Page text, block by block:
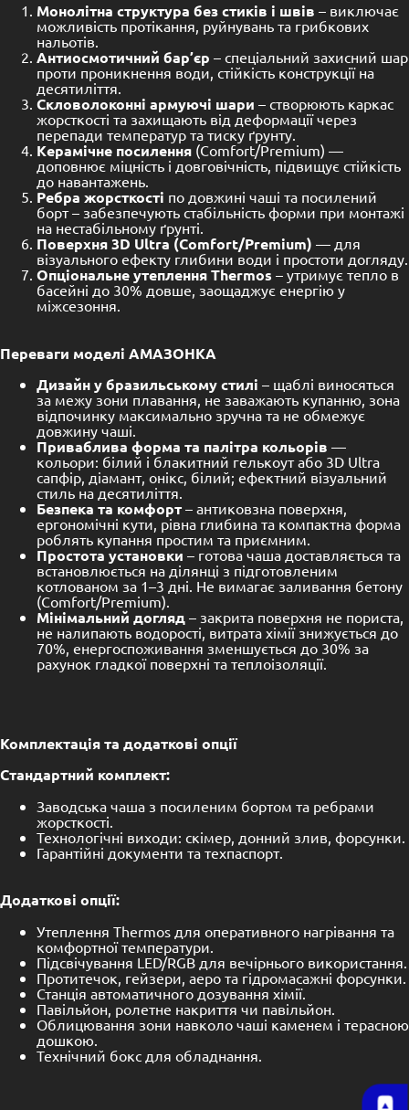
Монолітна структура без стиків і швів – виключає
можливість протікання, руйнувань та грибкових
нальотів.
Антиосмотичний бар’єр – спеціальний захисний шар
проти проникнення води, стійкість конструкції на
десятиліття.
Скловолоконні армуючі шари – створюють каркас
жорсткості та захищають від деформації через
перепади температур та тиску ґрунту.
Керамічне посилення (Comfort/Premium) —
доповнює міцність і довговічність, підвищує стійкість
до навантажень.
Ребра жорсткості по довжині чаші та посилений
борт – забезпечують стабільність форми при монтажі
на нестабільному ґрунті.
Поверхня 3D Ultra (Comfort/Premium) — для
візуального ефекту глибини води і простоти догляду.
Опціональне утеплення Thermos – утримує тепло в
басейні до 30% довше, заощаджує енергію у
міжсезоння.
Переваги моделі АМАЗОНКА
Дизайн у бразильському стилі – щаблі виносяться
за межу зони плавання, не заважають купанню, зона
відпочинку максимально зручна та не обмежує
довжину чаші.
Приваблива форма та палітра кольорів —
кольори: білий і блакитний гелькоут або 3D Ultra
сапфір, діамант, онікс, білий; ефектний візуальний
стиль на десятиліття.
Безпека та комфорт – антиковзна поверхня,
ергономічні кути, рівна глибина та компактна форма
роблять купання простим та приємним.
Простота установки – готова чаша доставляється та
встановлюється на ділянці з підготовленим
котлованом за 1–3 дні. Не вимагає заливання бетону
(Comfort/Premium).
Мінімальний догляд – закрита поверхня не пориста,
не налипають водорості, витрата хімії знижується до
70%, енергоспоживання зменшується до 30% за
рахунок гладкої поверхні та теплоізоляції.
Комплектація та додаткові опції
Стандартний комплект:
Заводська чаша з посиленим бортом та ребрами
жорсткості.
Технологічні виходи: скімер, донний злив, форсунки.
Гарантійні документи та техпаспорт.
Додаткові опції:
Утеплення Thermos для оперативного нагрівання та
комфортної температури.
Підсвічування LED/RGB для вечірнього використання.
Протитечок, гейзери, аеро та гідромасажні форсунки.
Станція автоматичного дозування хімії.
Павільйон, ролетне накриття чи павільйон.
Облицювання зони навколо чаші каменем і терасною
дошкою.
Технічний бокс для обладнання.